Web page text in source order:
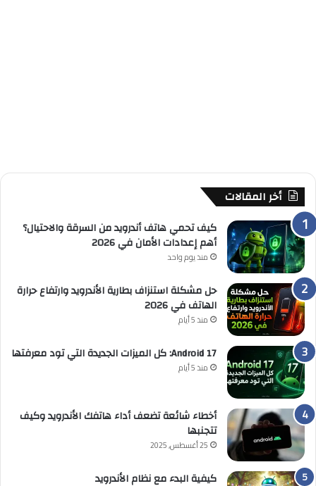
أخر المقالات
كيف تحمي هاتف أندرويد من السرقة والاحتيال؟
أهم إعدادات الأمان في 2026
منذ يوم واحد
حل مشكلة استنزاف بطارية الأندرويد وارتفاع حرارة
الهاتف في 2026
منذ 5 أيام
Android 17: كل الميزات الجديدة التي تود معرفتها
منذ 5 أيام
أخطاء شائعة تضعف أداء هاتفك الأندرويد وكيف
تتجنبها
25 أغسطس, 2025
كيفية البدء مع نظام الأندرويد